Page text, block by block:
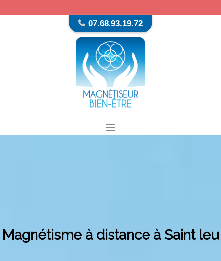
07.68.93.19.72
Magnétisme à distance à Saint leu